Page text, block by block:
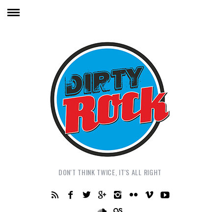
DON'T THINK TWICE, IT'S ALL RIGHT